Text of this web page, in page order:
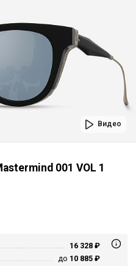
Видео
001 VOL 1
16 328 ₽
до 10 885 ₽